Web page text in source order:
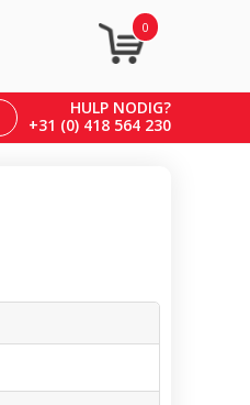
0
HULP NODIG?
+31 (0) 418 564 230